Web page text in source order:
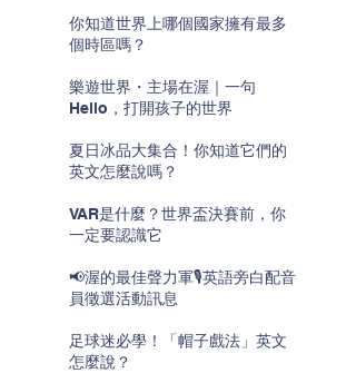
你知道世界上哪個國家擁有最多
個時區嗎？
樂遊世界・主場在渥｜一句
Hello，打開孩子的世界
夏日冰品大集合！你知道它們的
英文怎麼說嗎？
VAR是什麼？世界盃決賽前，你
一定要認識它
📢渥的最佳聲力軍🎙️英語旁白配音
員徵選活動訊息
足球迷必學！「帽子戲法」英文
怎麼說？